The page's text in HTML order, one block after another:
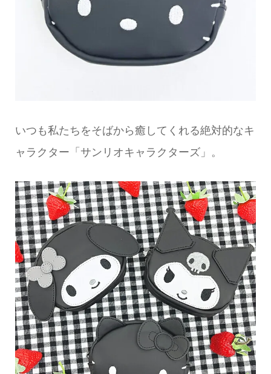
いつも私たちをそばから癒してくれる絶対的なキ
ャラクター「サンリオキャラクターズ」。